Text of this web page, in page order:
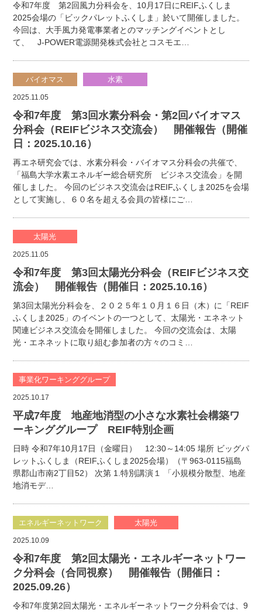
令和7年度 第2回風力分科会を、10月17日にREIFふくしま
2025会場の「ビックパレットふくしま」於いて開催しました。
今回は、大手風力発電事業者とのマッチングイベントとし
て、 J-POWER電源開発株式会社とコスモエ…
バイオマス 水素
2025.11.05
令和7年度 第3回水素分科会・第2回バイオマス
分科会（REIFビジネス交流会） 開催報告（開催
日：2025.10.16）
再エネ研究会では、水素分科会・バイオマス分科会の共催で、
「福島大学水素エネルギー総合研究所 ビジネス交流会」を開
催しました。 今回のビジネス交流会はREIFふくしま2025を会場
として実施し、６０名を超える会員の皆様にご…
太陽光
2025.11.05
令和7年度 第3回太陽光分科会（REIFビジネス交
流会） 開催報告（開催日：2025.10.16）
第3回太陽光分科会を、２０２５年１０月１６日（木）に「REIF
ふくしま2025」のイベントの一つとして、太陽光・エネネット
関連ビジネス交流会を開催しました。 今回の交流会は、太陽
光・エネネットに取り組む参加者の方々のコミ…
事業化ワーキンググループ
2025.10.17
平成7年度 地産地消型の小さな水素社会構築ワ
ーキンググループ REIF特別企画
日時 令和7年10月17日（金曜日） 12:30～14:05 場所 ビッグパ
レットふくしま（REIFふくしま2025会場）（〒963-0115福島
県郡山市南2丁目52） 次第 1.特別講演１ 「小規模分散型、地産
地消モデ…
エネルギーネットワーク 太陽光
2025.10.09
令和7年度 第2回太陽光・エネルギーネットワー
ク分科会（合同視察） 開催報告（開催日：
2025.09.26）
令和7年度第2回太陽光・エネルギーネットワーク分科会では、9